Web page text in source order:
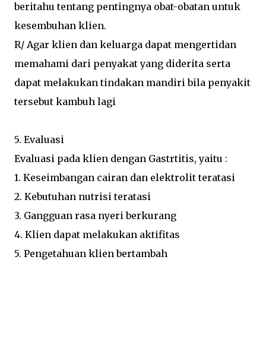
beritahu tentang pentingnya obat-obatan untuk
kesembuhan klien.
R/ Agar klien dan keluarga dapat mengertidan
memahami dari penyakat yang diderita serta
dapat melakukan tindakan mandiri bila penyakit
tersebut kambuh lagi
5. Evaluasi
Evaluasi pada klien dengan Gastrtitis, yaitu :
1. Keseimbangan cairan dan elektrolit teratasi
2. Kebutuhan nutrisi teratasi
3. Gangguan rasa nyeri berkurang
4. Klien dapat melakukan aktifitas
5. Pengetahuan klien bertambah